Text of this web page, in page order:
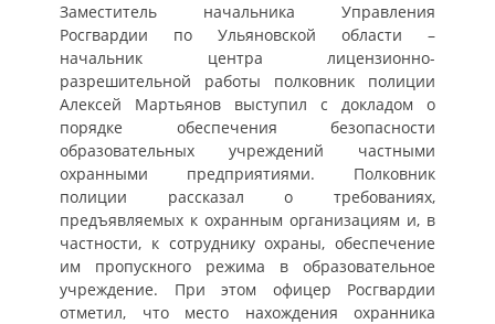
Заместитель начальника Управления
Росгвардии по Ульяновской области –
начальник центра лицензионно-
разрешительной работы полковник полиции
Алексей Мартьянов выступил с докладом о
порядке обеспечения безопасности
образовательных учреждений частными
охранными предприятиями. Полковник
полиции рассказал о требованиях,
предъявляемых к охранным организациям и, в
частности, к сотруднику охраны, обеспечение
им пропускного режима в образовательное
учреждение. При этом офицер Росгвардии
отметил, что место нахождения охранника